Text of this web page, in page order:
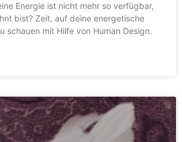
Energie ist nicht mehr so verfügbar,
bist? Zeit, auf deine energetische
schauen mit Hilfe von Human Design.